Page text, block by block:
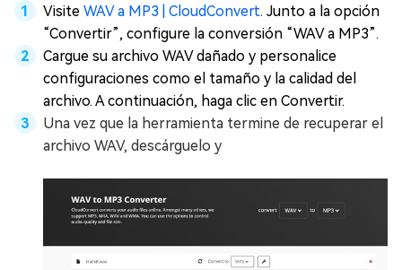
Visite WAV a MP3 | CloudConvert. Junto a la opción
“Convertir”, configure la conversión “WAV a MP3”.
Cargue su archivo WAV dañado y personalice
configuraciones como el tamaño y la calidad del
archivo. A continuación, haga clic en Convertir.
Una vez que la herramienta termine de recuperar el
archivo WAV, descárguelo y